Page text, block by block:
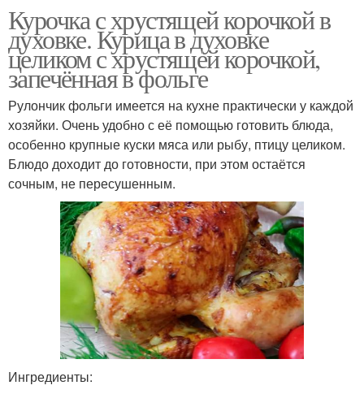
Курочка с хрустящей корочкой в
духовке. Курица в духовке
целиком с хрустящей корочкой,
запечённая в фольге
Рулончик фольги имеется на кухне практически у каждой
хозяйки. Очень удобно с её помощью готовить блюда,
особенно крупные куски мяса или рыбу, птицу целиком.
Блюдо доходит до готовности, при этом остаётся
сочным, не пересушенным.
Ингредиенты: